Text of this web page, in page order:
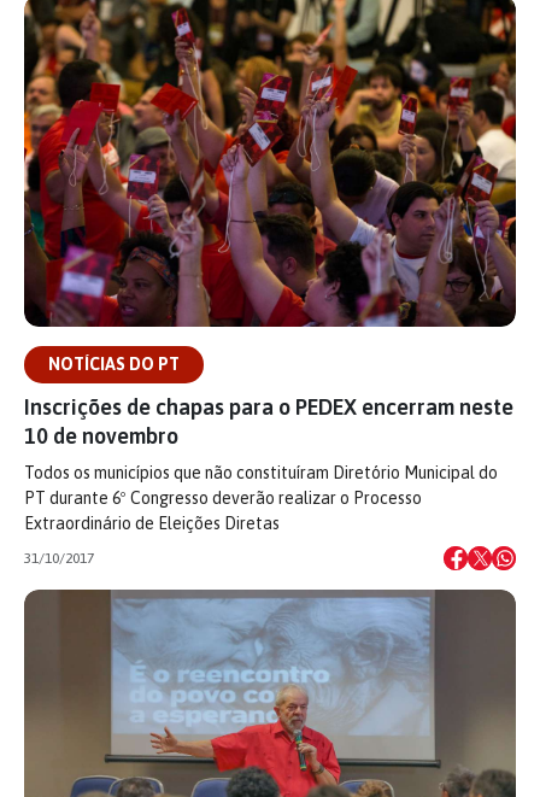
NOTÍCIAS DO PT
Inscrições de chapas para o PEDEX encerram neste
10 de novembro
Todos os municípios que não constituíram Diretório Municipal do
PT durante 6º Congresso deverão realizar o Processo
Extraordinário de Eleições Diretas
31/10/2017